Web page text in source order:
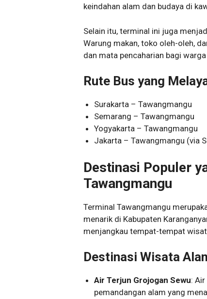
keindahan alam dan budaya di
Selain itu, terminal ini juga
Warung makan, toko oleh-oleh,
dan mata pencaharian bagi
Rute Bus yang
Surakarta – Tawangmangu
Semarang – Tawangmangu
Yogyakarta – Tawangmangu
Jakarta – Tawangmangu (via
Destinasi Populer
Tawangmangu
Terminal Tawangmangu
menarik di Kabupaten
menjangkau tempat-tempat
Destinasi Wisata
Air Terjun Grojogan Sewu:
pemandangan alam yang